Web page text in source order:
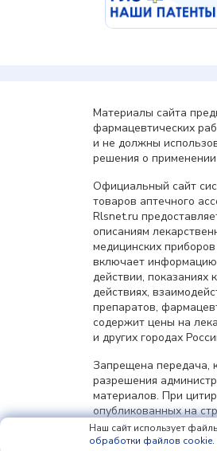
Материалы сайта
фармацевтических
и не должны
решения о
Официальный сайт
товаров аптечного
Rlsnet.ru
описаниям
медицинских
включает
действии, показаниях
действиях,
препаратов,
содержит цены на
и других городах
Запрещена передача,
разрешения
материалов. При
опубликованных на
информации
Наш сайт использует
обработки файлов cookie.